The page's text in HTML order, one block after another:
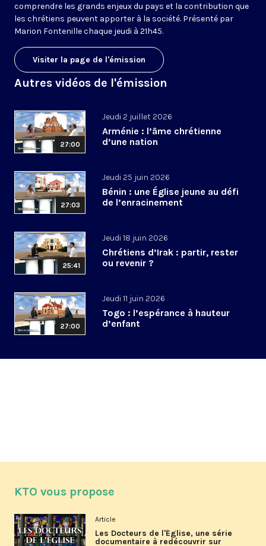
comprendre les grands enjeux du pays et la contribution que
les chrétiens peuvent apporter à la société. Présenté par
Marion Fontenille chaque jeudi à 21h45.
Visiter la page de l'émission
Autres vidéos de l'émission
27:00
Jeudi 2 juillet 2026
Arménie : l’âme chrétienne
d’une nation
27:03
Jeudi 25 juin 2026
Bénin : une Église jeune au défi
de l’enracinement
25:41
Jeudi 18 juin 2026
Chrétiens d’Irak : partir, rester
ou revenir ?
27:00
Jeudi 11 juin 2026
Togo : l’espérance à hauteur
d’enfant
KTO vous propose
Article
Les Docteurs de l'Église, une série
documentaire à redécouvrir sur